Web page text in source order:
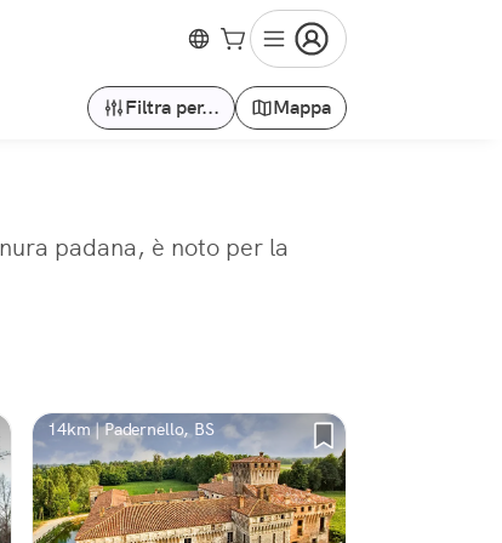
Filtra per... Mappa
padana, è noto per la
14km | Padernello, BS